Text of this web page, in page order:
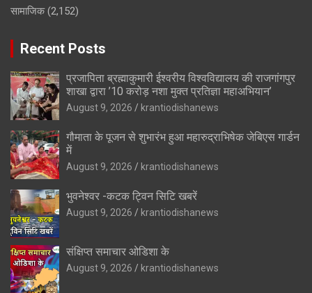
सामाजिक(2,152)
Recent Posts
प्रजापिता ब्रह्माकुमारी ईश्वरीय विश्वविद्यालय की राजगांगपुर
शाखा द्वारा ’10 करोड़ नशा मुक्त प्रतिज्ञा महाअभियान’
August 9, 2026 krantiodishanews
गौमाता के पूजन से शुभारंभ हुआ महारुद्राभिषेक जेबिएस गार्डन
में
August 9, 2026 krantiodishanews
भुवनेश्वर -कटक ट्विन सिटि खबरें
August 9, 2026 krantiodishanews
संक्षिप्त समाचार ओडिशा के
August 9, 2026 krantiodishanews